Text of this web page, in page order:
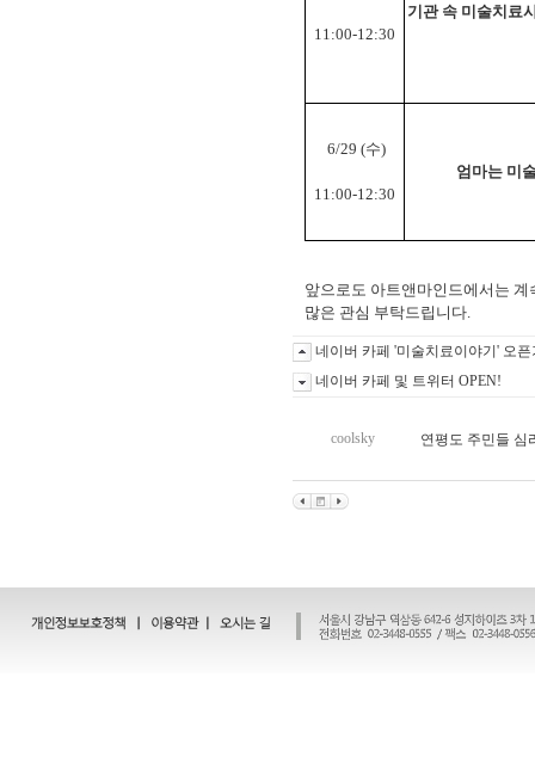
11:00-12:30
기관 속 미술치료
6/29 (수)
11:00-12:30
엄마는 미
앞으로도 아트앤마인드에서는
많은 관심 부탁드립니다.
네이버 카페 '미술치료이야기' 오
네이버 카페 및 트위터 OPEN!
coolsky 연평도 주민들 심